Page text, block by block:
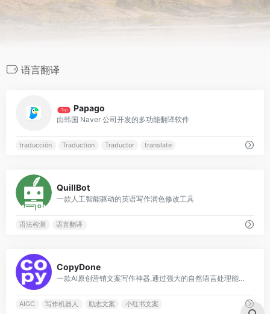
语言翻译
Top Papago
由韩国 Naver 公司开发的多功能翻译软件
traducción Traduction Traductor translate
QuillBot
一款人工智能驱动的英语写作润色修改工具
语法检测 语言翻译
CopyDone
一款AI原创营销文案写作神器,通过强大的自然语言处理能力，通过输入关键词,快速生成原创的软文
AIGC 写作机器人 励志文案 小红书文案